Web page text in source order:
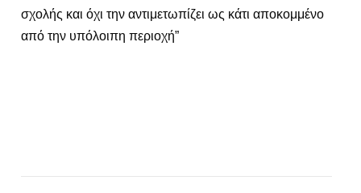
σχολής και όχι την αντιμετωπίζει ως κάτι αποκομμένο
από την υπόλοιπη περιοχή”